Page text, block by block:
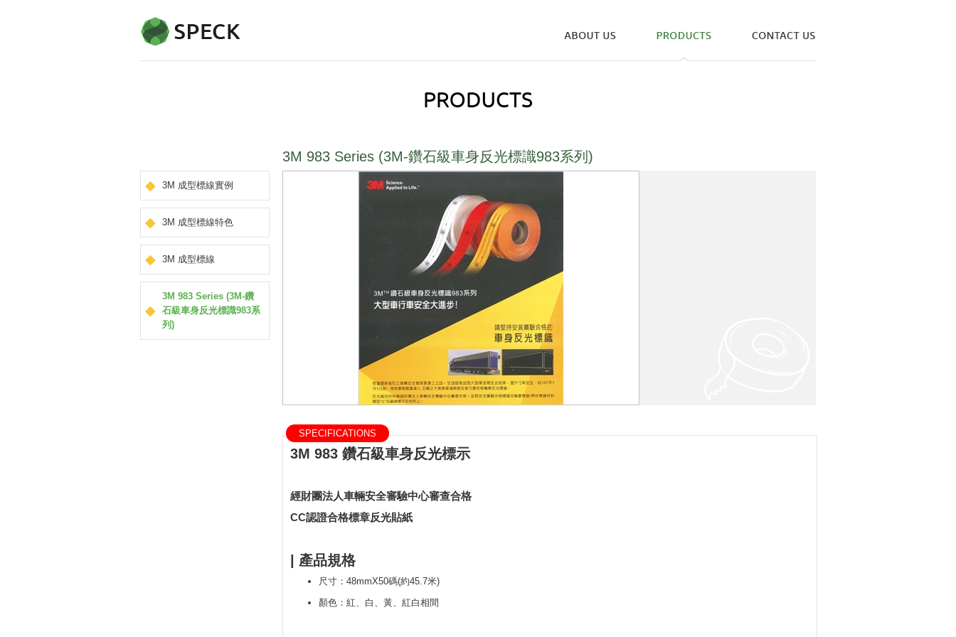
3M 成型標線實例
3M 成型標線特色
3M 成型標線
3M 983 Series (3M-鑽
石級車身反光標識983系
列)
3M 983 Series (3M-鑽石級車身反光標識983系列)
SPECIFICATIONS
3M 983 鑽石級車身反光標示
經財團法人車輛安全審驗中心審查合格
CC認證合格標章反光貼紙
| 產品規格
尺寸：48mmX50碼(約45.7米)
顏色：紅、白、黃、紅白相間